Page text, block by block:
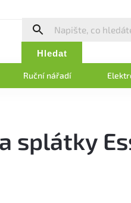
Hledat
Ruční nářadí
splátky